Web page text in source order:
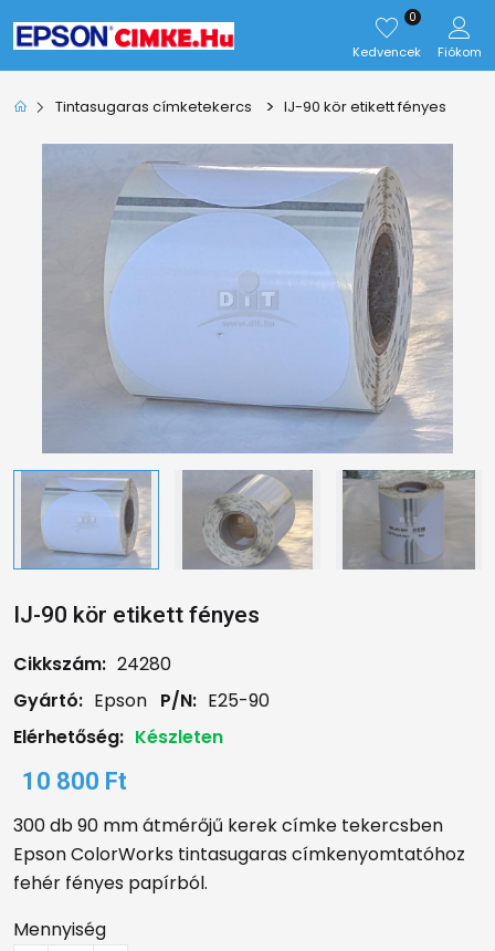
Kedvencek
0
Fiókom
Tintasugaras címketekercs > IJ-90 kör etikett fényes
IJ-90 kör etikett fényes
Cikkszám: 24280
Gyártó: Epson P/N: E25-90
Elérhetőség: Készleten
10 800 Ft
300 db 90 mm átmérőjű kerek címke tekercsben
Epson ColorWorks tintasugaras címkenyomtatóhoz
fehér fényes papírból.
Mennyiség